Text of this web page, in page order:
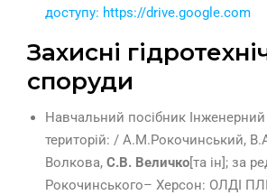
доступу: https://drive.google.com
Захисні
споруди
Навчальний посібник Інженерний
територій: / А.М.Рокочинський,
Волкова, С.В. Величко[та ін]; за
Рокочинського– Херсон: ОЛДІ